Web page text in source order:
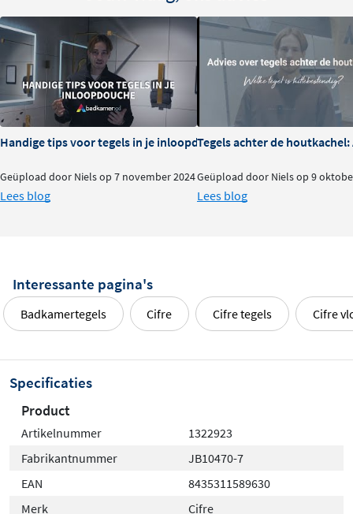
Handige tips voor tegels in je inloopdouche
Geüpload door Niels op 7 november 2024
Lees blog
Tegels achter de
Geüpload door Niels op 9
Lees blog
Interessante pagina's
Badkamertegels Cifre Cifre tegels Cifre
Specificaties
Product
Artikelnummer
1322923
Fabrikantnummer
JB10470-7
EAN
8435311589630
Merk
Cifre